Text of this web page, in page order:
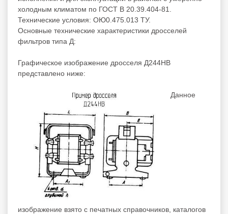
холодным климатом по ГОСТ В 20.39.404-81.
Технические условия: ОЮ0.475.013 ТУ.
Основные технические характеристики дросселей
фильтров типа Д:
Графическое изображение дросселя Д244НВ
представлено ниже:
Данное
изображение взято с печатных справочников, каталогов